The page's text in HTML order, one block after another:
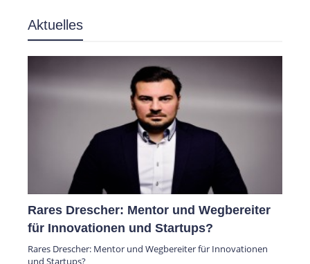
Aktuelles
Rares Drescher: Mentor und Wegbereiter
für Innovationen und Startups?
Rares Drescher: Mentor und Wegbereiter für Innovationen
und Startups?